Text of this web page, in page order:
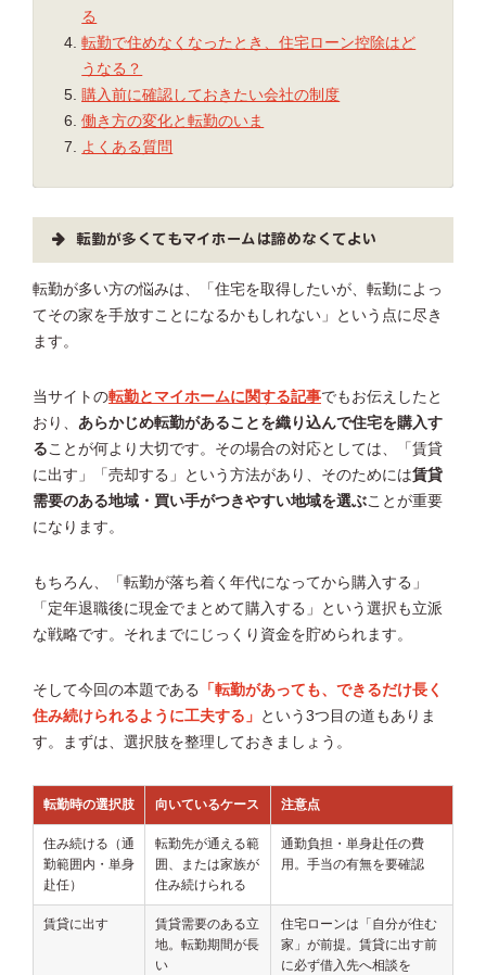
る
転勤で住めなくなったとき、住宅ローン控除はど
うなる？
購入前に確認しておきたい会社の制度
働き方の変化と転勤のいま
よくある質問
転勤が多くてもマイホームは諦めなくてよい
転勤が多い方の悩みは、「住宅を取得したいが、転勤によっ
てその家を手放すことになるかもしれない」という点に尽き
ます。
当サイトの転勤とマイホームに関する記事でもお伝えしたと
おり、 あらかじめ転勤があることを織り込んで住宅を購入す
ることが何より大切です。その場合の対応としては、「賃貸
に出す」「売却する」という方法があり、そのためには賃貸
需要のある地域・買い手がつきやすい地域を選ぶことが重要
になります。
もちろん、「転勤が落ち着く年代になってから購入する」
「定年退職後に現金でまとめて購入する」という選択も立派
な戦略です。それまでにじっくり資金を貯められます。
そして今回の本題である
「転勤があっても、できるだけ長く
住み続けられるように工夫する」 という3つ目の道もありま
す。まずは、選択肢を整理しておきましょう。
転勤時の選択肢 向いているケース 注意点
住み続ける（通
勤範囲内・単身
赴任）
転勤先が通える範
囲、または家族が
住み続けられる
通勤負担・単身赴任の費
用。手当の有無を要確認
賃貸に出す
賃貸需要のある立
地。転勤期間が長
い
住宅ローンは「自分が住む
家」が前提。賃貸に出す前
に必ず借入先へ相談を